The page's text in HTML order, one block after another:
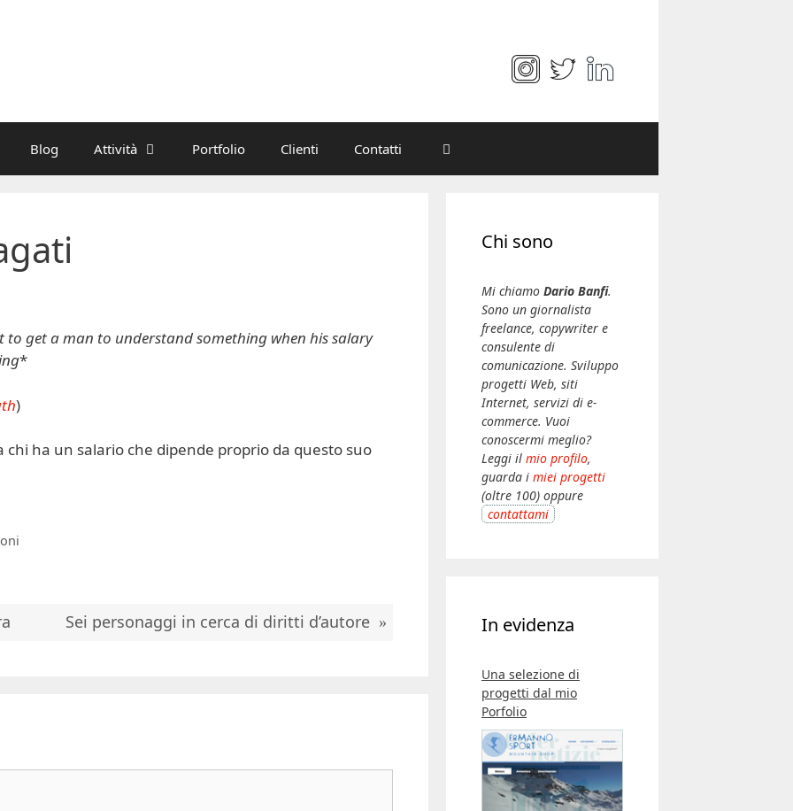
Blog Attività Portfolio Clienti Contatti
to get a man to understand something when his salary
*
)
chi ha un salario che dipende proprio da questo suo
Sei personaggi in cerca di diritti d’autore
Chi sono
Mi chiamo Dario Banfi.
Sono un giornalista
freelance, copywriter e
consulente di
comunicazione. Sviluppo
progetti Web, siti
Internet, servizi di e-
commerce. Vuoi
conoscermi meglio?
Leggi il mio profilo,
guarda i miei progetti
(oltre 100) oppure
contattami
In evidenza
Una selezione di
progetti dal mio
Porfolio